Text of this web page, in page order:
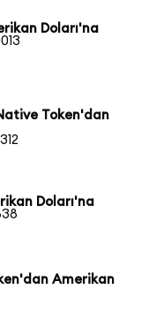
Doları'na
Token'dan
Doları'na
Amerikan